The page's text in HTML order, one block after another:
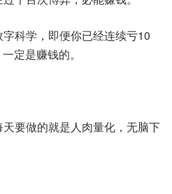
科学，即便你已经连续亏10
定是赚钱的。
要做的就是人肉量化，无脑下